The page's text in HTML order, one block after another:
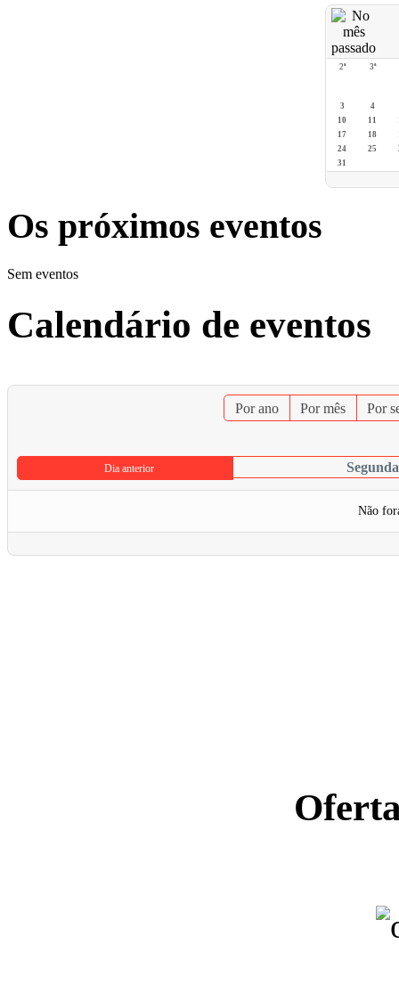
2ª 3ª
3
4
10
11
17
18
24
25
31
Os próximos eventos
Sem eventos
Calendário de eventos
Por ano Por mês Por
Dia anterior
Não